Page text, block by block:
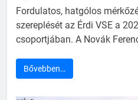
Fordulatos, hatgólos
szereplését az Érdi VSE a
csoportjában. A Novák
Bővebben…